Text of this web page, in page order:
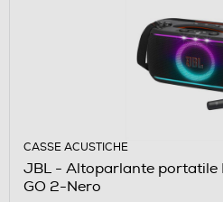
CASSE ACUSTICHE
JBL - Altoparlante portatile
GO 2-Nero